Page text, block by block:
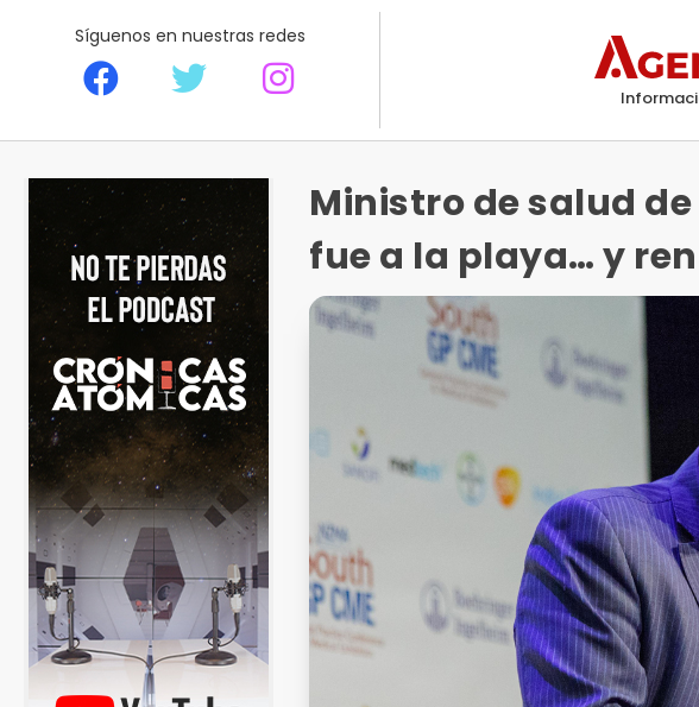
Síguenos en nuestras redes
Ministro de salud
fue a la playa… y